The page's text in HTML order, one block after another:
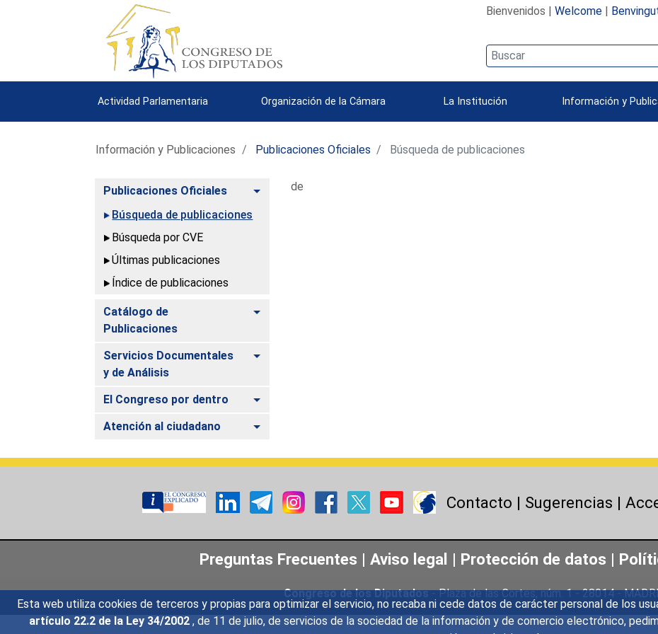
Esta web utiliza cookies de terceros y propias para optimizar el servicio, no recaba ni cede datos de carácter personal de los
artículo 22.2 de la Ley 34/2002 , de 11 de julio, de servicios de la sociedad de la información y de comercio electrónico,
Bienvenidos | Welcome|
Actividad Parlamentaria Organización de la Cámara La Institución Información y
Información y Publicaciones Publicaciones Oficiales Búsqueda de publicaciones
Publicaciones Oficiales
Alternar
Búsqueda de publicaciones
Búsqueda por CVE
Últimas publicaciones
Índice de publicaciones
Catálogo de
Publicaciones
Alternar
Servicios Documentales
y de Análisis
Alternar
El Congreso por dentro Alternar
Atención al ciudadano Alternar
de
Contacto | Sugerencias |
Preguntas Frecuentes | Aviso legal | Protección de datos |
Congreso de los Diputados- Plaza de las Cortes, núm. 1 - 28014 -